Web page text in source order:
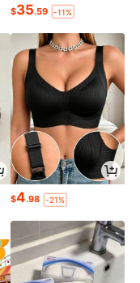
$35.59 -11%
$4.98 -21%